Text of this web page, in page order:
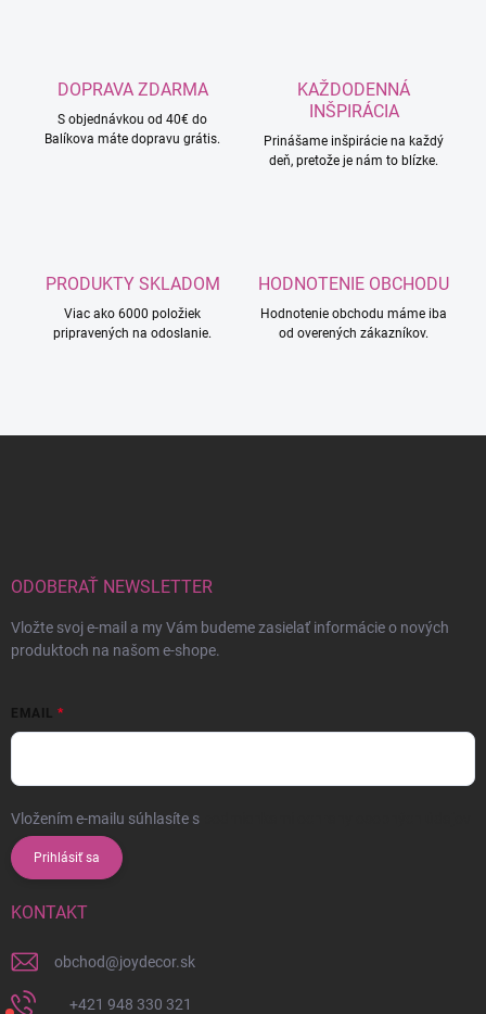
DOPRAVA ZDARMA
S objednávkou od 40€ do
Balíkova máte dopravu grátis.
KAŽDODENNÁ
INŠPIRÁCIA
Prinášame inšpirácie na každý
deň, pretože je nám to blízke.
PRODUKTY SKLADOM
Viac ako 6000 položiek
pripravených na odoslanie.
HODNOTENIE OBCHODU
Hodnotenie obchodu máme iba
od overených zákazníkov.
ODOBERAŤ NEWSLETTER
Vložte svoj e-mail a my Vám budeme zasielať informácie o nových
produktoch na našom e-shope.
EMAIL
Vložením e-mailu súhlasíte s
Prihlásiť sa
KONTAKT
obchod@joydecor.sk
+421 948 330 321